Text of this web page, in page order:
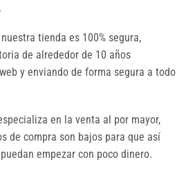
tienda es 100% segura,
de alrededor de 10 años
y enviando de forma segura a todo
en la venta al por mayor,
de compra son bajos para que así
empezar con poco dinero.